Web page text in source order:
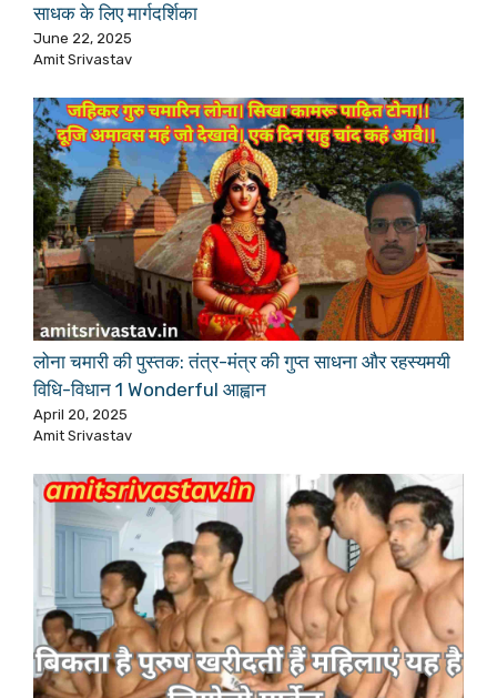
साधक के लिए मार्गदर्शिका
June 22, 2025
Amit Srivastav
लोना चमारी की पुस्तक: तंत्र-मंत्र की गुप्त साधना और रहस्यमयी
विधि-विधान 1 Wonderful आह्वान
April 20, 2025
Amit Srivastav